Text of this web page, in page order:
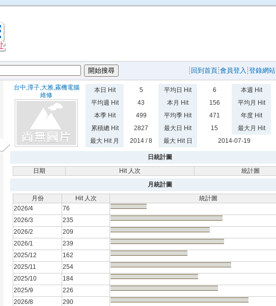
回到首頁 會員登入 登錄網站
台中,潭子,大雅,霧機電腦
維修
本日 Hit 5 平均日 Hit 6 本週 Hit
平均週 Hit
43 本月 Hit 156 平均月 Hit
本季 Hit
499 平均季 Hit 471 年度 Hit
累積總 Hit
2827 最大日 Hit 15 最大月 Hit
最大 Hit 月
2014 / 8 最大 Hit 日 2014-07-19
日統計圖
日期
Hit 人次
統計圖
月統計圖
月份
Hit 人次
統計圖
2026/4
76
2026/3
235
2026/2
209
2026/1
239
2025/12
162
2025/11
254
2025/10
184
2025/9
226
2026/8
290